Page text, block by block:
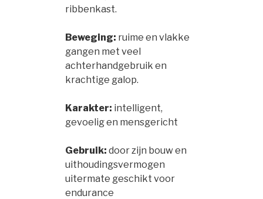
ribbenkast.
Beweging: ruime en vlakke
gangen met veel
achterhandgebruik en
krachtige galop.
Karakter: intelligent,
gevoelig en mensgericht
Gebruik: door zijn bouw en
uithoudingsvermogen
uitermate geschikt voor
endurance